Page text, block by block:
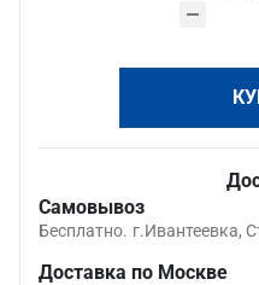
Самовывоз
Бесплатно. г.Ивантеевка,
Доставка по Москве